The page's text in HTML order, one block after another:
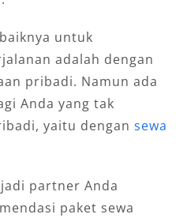
untuk
adalah dengan
pribadi. Namun ada
Anda yang tak
yaitu dengan sewa
partner Anda
paket sewa